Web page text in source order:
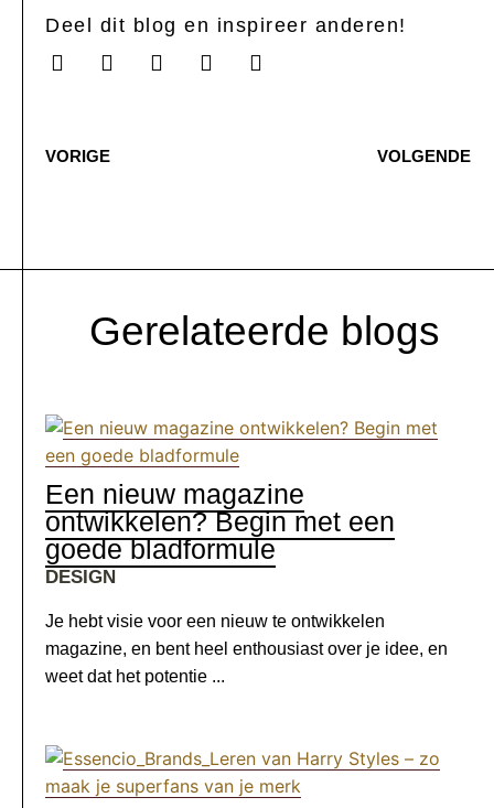
Deel dit blog en inspireer anderen!
VORIGE VOLGENDE
Gerelateerde blogs
DESIGN
Een nieuw magazine
ontwikkelen? Begin met een
goede bladformule
Je hebt visie voor een nieuw te ontwikkelen
magazine, en bent heel enthousiast over je idee, en
weet dat het potentie ...